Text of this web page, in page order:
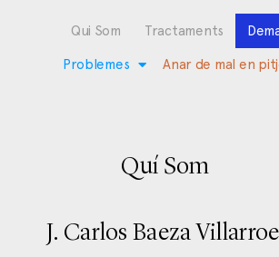
Qui Som Tractaments
Problemes Anar de mal en
Quí Som
J. Carlos Baeza